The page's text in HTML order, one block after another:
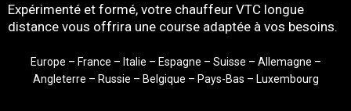
Expérimenté et formé, votre chauffeur VTC longue
distance vous offrira une course adaptée à vos besoins.
Europe – France – Italie – Espagne – Suisse – Allemagne –
Angleterre – Russie – Belgique – Pays-Bas – Luxembourg